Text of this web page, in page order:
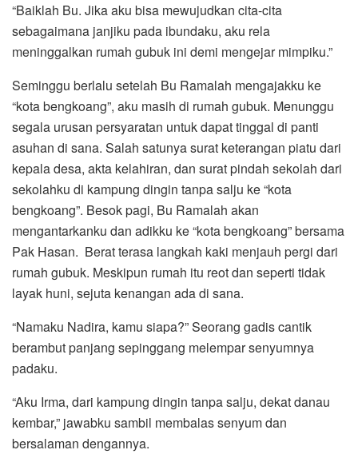
“Baiklah Bu. Jika aku bisa mewujudkan cita-cita
sebagaimana janjiku pada ibundaku, aku rela
meninggalkan rumah gubuk ini demi mengejar mimpiku.”
Seminggu berlalu setelah Bu Ramalah mengajakku ke
“kota bengkoang”, aku masih di rumah gubuk. Menunggu
segala urusan persyaratan untuk dapat tinggal di panti
asuhan di sana. Salah satunya surat keterangan piatu dari
kepala desa, akta kelahiran, dan surat pindah sekolah dari
sekolahku di kampung dingin tanpa salju ke “kota
bengkoang”. Besok pagi, Bu Ramalah akan
mengantarkanku dan adikku ke “kota bengkoang” bersama
Pak Hasan. Berat terasa langkah kaki menjauh pergi dari
rumah gubuk. Meskipun rumah itu reot dan seperti tidak
layak huni, sejuta kenangan ada di sana.
“Namaku Nadira, kamu siapa?” Seorang gadis cantik
berambut panjang sepinggang melempar senyumnya
padaku.
“Aku Irma, dari kampung dingin tanpa salju, dekat danau
kembar,” jawabku sambil membalas senyum dan
bersalaman dengannya.